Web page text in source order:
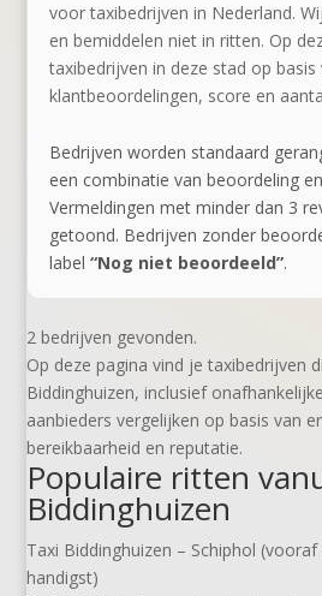
voor taxibedrijven in Nederland.
en bemiddelen niet in ritten. Op
taxibedrijven in deze stad op basis
klantbeoordelingen, score en
Bedrijven worden standaard
een combinatie van beoordeling
Vermeldingen met minder dan 3
getoond. Bedrijven zonder
label“Nog niet beoordeeld”.
2 bedrijven gevonden.
Op deze pagina vind je taxibedrijven
Biddinghuizen, inclusief
aanbieders vergelijken op basis van
bereikbaarheid en reputatie.
Populaire ritten
Biddinghuizen
Taxi Biddinghuizen – Schiphol
handigst)